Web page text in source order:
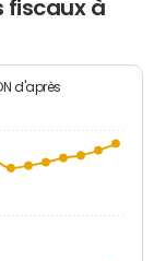
fiscaux à
d'après